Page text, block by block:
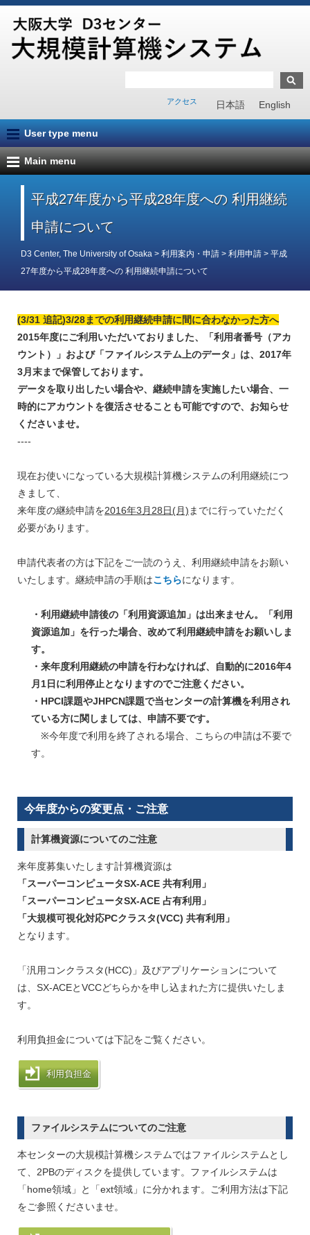
日本語 English
アクセス
User type menu
Main menu
平成27年度から平成28年度への 利用継続
申請について
D3 Center, The University of Osaka > 利用案内・申請 > 利用申請 > 平成
27年度から平成28年度への 利用継続申請について
(3/31 追記)3/28までの利用継続申請に間に合わなかった方へ
2015年度にご利用いただいておりました、「利用者番号（アカ
ウント）」および「ファイルシステム上のデータ」は、2017年
3月末まで保管しております。
データを取り出したい場合や、継続申請を実施したい場合、一
時的にアカウントを復活させることも可能ですので、お知らせ
くださいませ。
----
現在お使いになっている大規模計算機システムの利用継続につ
きまして、
来年度の継続申請を2016年3月28日(月)までに行っていただく
必要があります。
申請代表者の方は下記をご一読のうえ、利用継続申請をお願い
いたします。継続申請の手順はこちらになります。
・利用継続申請後の「利用資源追加」は出来ません。「利用
資源追加」を行った場合、改めて利用継続申請をお願いしま
す。
・来年度利用継続の申請を行わなければ、自動的に2016年4
月1日に利用停止となりますのでご注意ください。
・HPCI課題やJHPCN課題で当センターの計算機を利用され
ている方に関しましては、申請不要です。
※今年度で利用を終了される場合、こちらの申請は不要で
す。
今年度からの変更点・ご注意
計算機資源についてのご注意
来年度募集いたします計算機資源は
「スーパーコンピュータSX-ACE 共有利用」
「スーパーコンピュータSX-ACE 占有利用」
「大規模可視化対応PCクラスタ(VCC) 共有利用」
となります。
「汎用コンクラスタ(HCC)」及びアプリケーションについて
は、SX-ACEとVCCどちらかを申し込まれた方に提供いたしま
す。
利用負担金については下記をご覧ください。
利用負担金
ファイルシステムについてのご注意
本センターの大規模計算機システムではファイルシステムとし
て、2PBのディスクを提供しています。ファイルシステムは
「home領域」と「ext領域」に分かれます。ご利用方法は下記
をご参照くださいませ。